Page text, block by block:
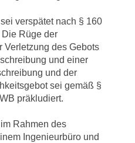
verspätet nach § 160
Die Rüge der
Verletzung des Gebots
und einer
und der
sei gemäß §
präkludiert.
Rahmen des
Ingenieurbüro und